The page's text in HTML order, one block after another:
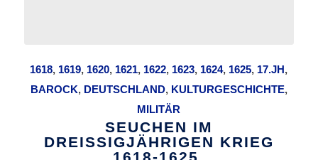
1618, 1619, 1620, 1621, 1622, 1623, 1624, 1625, 17.JH,
BAROCK, DEUTSCHLAND, KULTURGESCHICHTE,
MILITÄR
SEUCHEN IM
DREISSIGJÄHRIGEN KRIEG
1618-1625.